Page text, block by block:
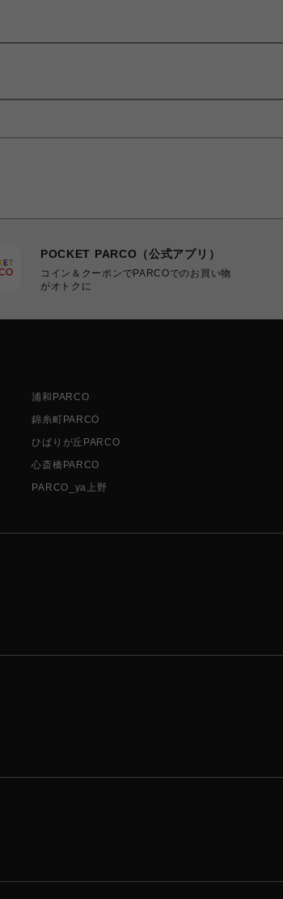
POCKET PARCO（公式アプリ）
コイン＆クーポンでPARCOでのお買い物
がオトクに
浦和PARCO
錦糸町PARCO
ひばりが丘PARCO
心斎橋PARCO
PARCO_ya上野